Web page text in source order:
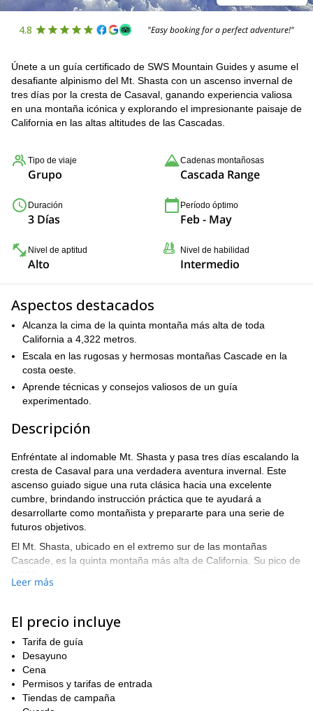
4.8 "Easy booking for a perfect adventure!"
Únete a un guía certificado de SWS Mountain Guides y asume el
desafiante alpinismo del Mt. Shasta con un ascenso invernal de
tres días por la cresta de Casaval, ganando experiencia valiosa
en una montaña icónica y explorando el impresionante paisaje de
California en las altas altitudes de las Cascadas.
Tipo de viaje
Grupo
Cadenas montañosas
Cascada Range
Duración
3 Días
Período óptimo
Feb - May
Nivel de aptitud
Alto
Nivel de habilidad
Intermedio
Aspectos destacados
Alcanza la cima de la quinta montaña más alta de toda
California a 4,322 metros.
Escala en las rugosas y hermosas montañas Cascade en la
costa oeste.
Aprende técnicas y consejos valiosos de un guía
experimentado.
Descripción
Enfréntate al indomable Mt. Shasta y pasa tres días escalando la
cresta de Casaval para una verdadera aventura invernal. Este
ascenso guiado sigue una ruta clásica hacia una excelente
cumbre, brindando instrucción práctica que te ayudará a
desarrollarte como montañista y prepararte para una serie de
futuros objetivos.
El Mt. Shasta, ubicado en el extremo sur de las montañas
Cascade, es la quinta montaña más alta de California. Su pico de
Como un estratovolcán, se ha desarrollado en un objetivo
empinadas, travesías por glaciares y escalada mixta de alta
altitud.
Tu programa te proporcionará todas estas joyas de escalada
mientras tomas tres días para alcanzar la cumbre. Siguiendo la
popular Ruta de la Cresta de Casaval, encontraremos caras de
roca empinadas, ascensos escarpados e increíbles vistas todo el
camino hasta la cima. El ascenso es perfecto para alpinistas
Leer más
El precio incluye
Tarifa de guía
Desayuno
Cena
Permisos y tarifas de entrada
Tiendas de campaña